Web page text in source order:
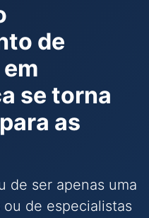
de
se torna
as
de ser apenas uma
de especialistas